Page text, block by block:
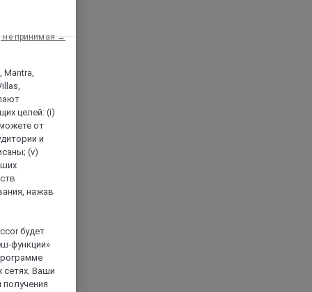
Mantra,
целей: (i)
от
и
(v)
нажав
будет
функции»
сетях. Ваши
не принимая →